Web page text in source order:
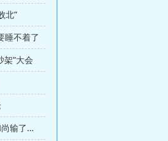
北”
睡不着了
架”大会
第111章 辩法玄心，陈长生：有个小和尚输了我二十年